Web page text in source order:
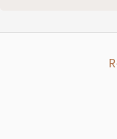
文◎Trend Micro
2022年7月，資
l」的攻擊，在這
來攻擊具備
或企業員工。駭